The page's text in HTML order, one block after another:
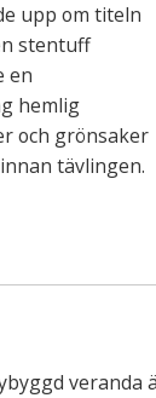
upp om titeln
stentuff
en
hemlig
och grönsaker
tävlingen.
veranda